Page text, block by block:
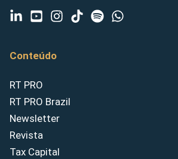
Conteúdo
RT PRO
RT PRO Brazil
Newsletter
Revista
Tax Capital